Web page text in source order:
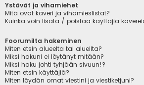
Ystävät ja vihamiehet
Mitä ovat kaveri ja vihamieslistat?
Kuinka voin lisätä / poistaa käyttäjiä
Foorumilta hakeminen
Miten etsin alueelta tai alueilta?
Miksi hakuni ei löytänyt mitään?
Miksi haku johti tyhjään sivuun!?
Miten etsin käyttäjiä?
Miten löydän omat viestini ja viestiketjuni?